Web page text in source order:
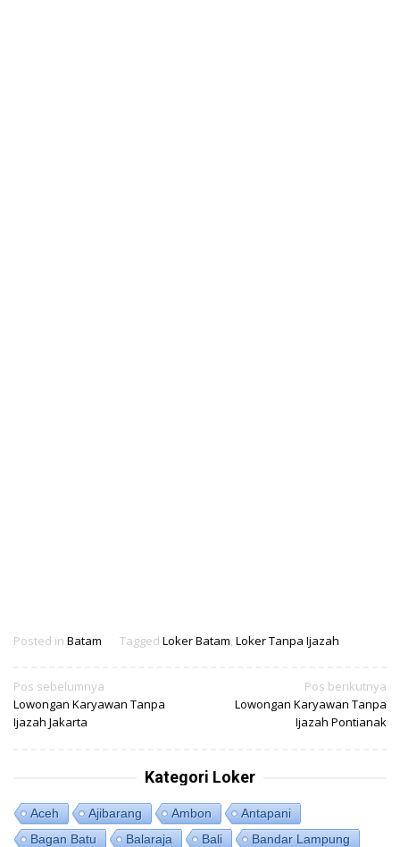
Posted in Batam Tagged Loker Batam Loker Tanpa Ijazah
Navigasi
pos
Pos sebelumnya
Lowongan Karyawan Tanpa
Ijazah Jakarta
Pos berikutnya
Lowongan Karyawan Tanpa
Ijazah Pontianak
Kategori Loker
Aceh Ajibarang Ambon
Antapani
Bagan Batu
Balaraja Bali
Bandar Lampung